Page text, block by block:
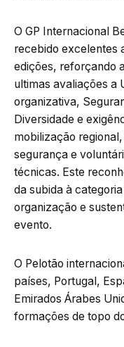
O GP Internacional
recebido excelentes
edições, reforçando
ultimas avaliações a
organizativa,
Diversidade e
mobilização
segurança e
técnicas. Este
da subida à
organização e
evento.
O Pelotão
países, Portugal,
Emirados Árabes
formações de topo